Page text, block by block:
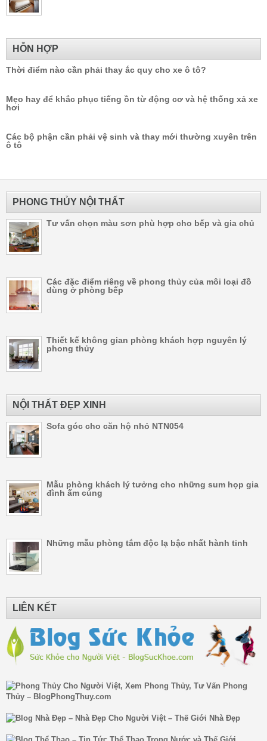
HỖN HỢP
Thời điểm nào cần phải thay ắc quy cho xe ô tô?
Mẹo hay để khắc phục tiếng ồn từ động cơ và hệ thống xả xe
hơi
Các bộ phận cần phải vệ sinh và thay mới thường xuyên trên
ô tô
PHONG THỦY NỘI THẤT
Tư vấn chọn màu sơn phù hợp cho bếp và gia chủ
Các đặc điểm riêng về phong thủy của môi loại đồ
dùng ở phòng bếp
Thiết kế không gian phòng khách hợp nguyên lý
phong thủy
NỘI THẤT ĐẸP XINH
Sofa góc cho căn hộ nhỏ NTN054
Mẫu phòng khách lý tưởng cho những sum họp gia
đình ấm cúng
Những mẫu phòng tắm độc lạ bậc nhất hành tinh
LIÊN KẾT